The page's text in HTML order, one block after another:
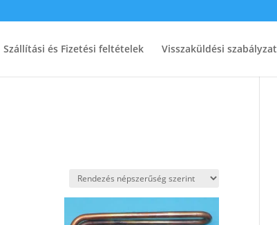
Szállítási és Fizetési feltételek Visszaküldési szabályzat